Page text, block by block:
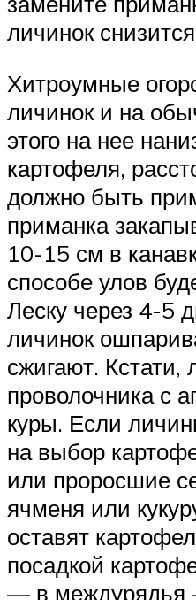
личинок
Хитроумные
личинок и на
этого на нее
картофеля,
должно быть
приманка
10-15 см в
способе улов
Леску через 4-5
личинок
сжигают. Кстати,
проволочника с
куры. Если
на выбор
или проросшие
ячменя или
оставят
посадкой
— в междурядья